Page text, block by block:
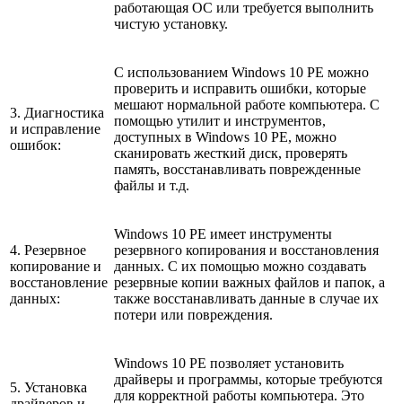
работающая ОС или требуется выполнить
чистую установку.
3. Диагностика
и исправление
ошибок:
С использованием Windows 10 PE можно
проверить и исправить ошибки, которые
мешают нормальной работе компьютера. С
помощью утилит и инструментов,
доступных в Windows 10 PE, можно
сканировать жесткий диск, проверять
память, восстанавливать поврежденные
файлы и т.д.
4. Резервное
копирование и
восстановление
данных:
Windows 10 PE имеет инструменты
резервного копирования и восстановления
данных. С их помощью можно создавать
резервные копии важных файлов и папок, а
также восстанавливать данные в случае их
потери или повреждения.
5. Установка
Windows 10 PE позволяет установить
драйверы и программы, которые требуются
для корректной работы компьютера. Это